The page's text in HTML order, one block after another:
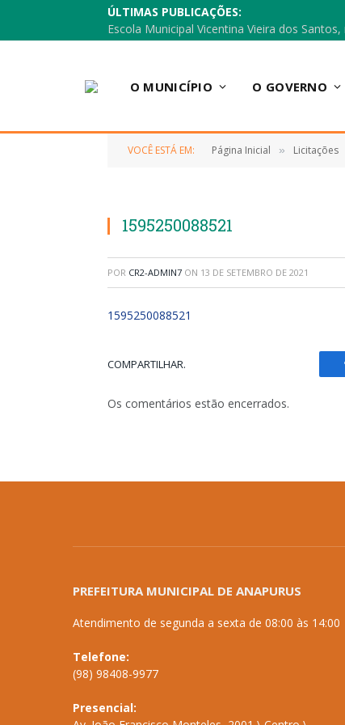
ÚLTIMAS PUBLICAÇÕES:
O MUNICÍPIO O GOVERNO
VOCÊ ESTÁ EM: Página Inicial » Licitações
1595250088521
POR CR2-ADMIN7 ON 13 DE SETEMBRO DE 2021
1595250088521
COMPARTILHAR.
Os comentários estão encerrados.
PREFEITURA MUNICIPAL DE ANAPURUS
Atendimento de segunda a sexta de 08:00 às 14:00
Telefone:
(98) 98408-9977
Presencial: